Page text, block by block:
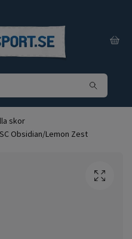
skor
Obsidian/Lemon Zest